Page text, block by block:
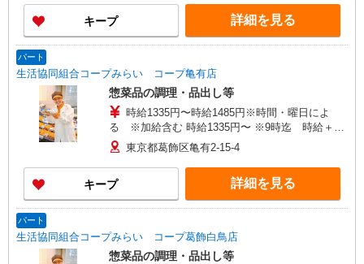
キープ 詳細を見る
パート
生活協同組合コープみらい コープ亀有店
惣菜品の調理・品出し等
時給1335円〜時給1485円※時間・曜日によ
る ※加給含む 時給1335円〜 ※9時迄 時給＋
100円 ※16時（17時）以降 時給＋150円 ※日・
祝日 時給＋150円
東京都葛飾区亀有2-15-4
キープ 詳細を見る
パート
生活協同組合コープみらい コープ葛飾白鳥店
惣菜品の調理・品出し等